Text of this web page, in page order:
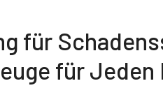
für
für Jeden